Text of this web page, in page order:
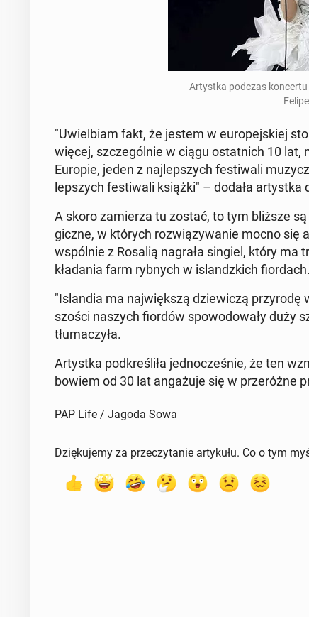
Ar­tyst­ka podczas
"Uwiel­biam fakt, że jestem w eu­ro­pej­skiej
więcej, szcze­gól­nie w ciągu ostat­nich 10
Europie, jeden z naj­lep­szych fe­sti­wa­li
lep­szych fe­sti­wa­li książki" – dodała
A skoro za­mie­rza tu zostać, to tym bliższe
gicz­ne, w których roz­wią­zy­wa­nie mocno się
wspól­nie z Rosalią nagrała singiel, który
kła­da­nia farm rybnych w is­landz­kich fior­dach.
"Is­lan­dia ma naj­więk­szą dzie­wi­czą przy­ro­dę
szo­ści naszych fiordów spo­wo­do­wa­ły duży
tłu­ma­czy­ła.
Ar­tyst­ka pod­kre­śli­ła jed­no­cze­śnie, że ten
bowiem od 30 lat an­ga­żu­je się w prze­róż­ne
PAP Life / Jagoda Sowa
Dziękujemy za przeczytanie artykułu. Co o tym